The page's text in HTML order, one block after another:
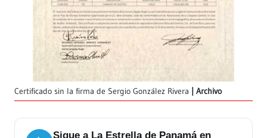
Certificado sin la firma de Sergio González Rivera Archivo
Sigue a La Estrella de Panamá en